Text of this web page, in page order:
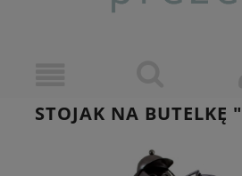
STOJAK NA BUTELKĘ